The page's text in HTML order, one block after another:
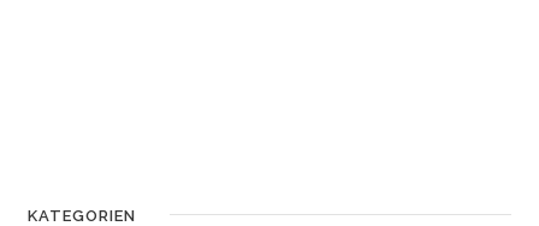
KATEGORIEN